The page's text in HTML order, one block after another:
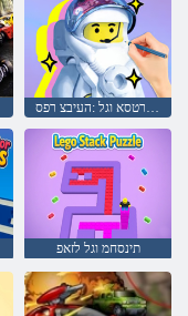
טואנורטסא וגל :העיבצ רפס
תינסחמ וגל לזאפ